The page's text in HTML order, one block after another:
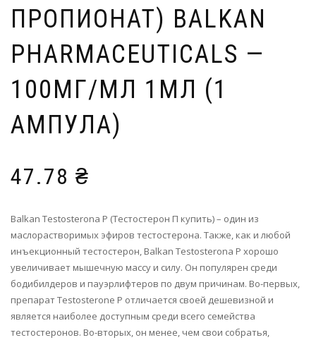
ПРОПИОНАТ) BALKAN
PHARMACEUTICALS —
100МГ/МЛ 1МЛ (1
АМПУЛА)
47.78 ₴
Balkan Testosterona P (Тестостерон П купить) – один из
маслорастворимых эфиров тестостерона. Также, как и любой
инъекционный тестостерон, Balkan Testosterona P хорошо
увеличивает мышечную массу и силу. Он популярен среди
бодибилдеров и пауэрлифтеров по двум причинам. Во-первых,
препарат Testosterone P отличается своей дешевизной и
является наиболее доступным среди всего семейства
тестостеронов. Во-вторых, он менее, чем свои собратья,